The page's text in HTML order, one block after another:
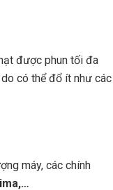
được phun tối đa
có thể đổ ít như các
máy, các chính